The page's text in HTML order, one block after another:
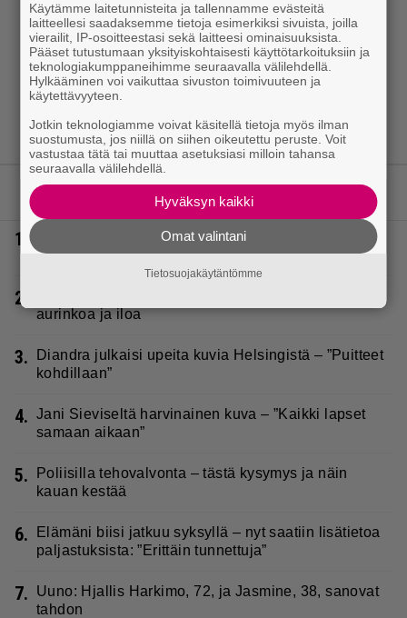
1.
Vappu Pimiä sai huonoa palvelua ravintolassa –
pettyi siellä kahteen asiaan
2.
aurinkoa ja iloa
3.
Diandra julkaisi upeita kuvia Helsingistä – ”Puitteet
kohdillaan”
4. Jani Sieviseltä harvinainen kuva – ”Kaikki lapset
samaan aikaan”
5.
Poliisilla tehovalvonta – tästä kysymys ja näin
kauan kestää
6.
Elämäni biisi jatkuu syksyllä – nyt saatiin lisätietoa
paljastuksista: ”Erittäin tunnettuja”
7.
Uuno: Hjallis Harkimo, 72, ja Jasmine, 38, sanovat
tahdon
Käytämme laitetunnisteita ja tallennamme evästeitä
laitteellesi saadaksemme tietoja esimerkiksi sivuista, joilla
vierailit, IP-osoitteestasi sekä laitteesi ominaisuuksista.
Pääset tutustumaan yksityiskohtaisesti käyttötarkoituksiin ja
teknologiakumppaneihimme seuraavalla välilehdellä.
Hylkääminen voi vaikuttaa sivuston toimivuuteen ja
käytettävyyteen.
Jotkin teknologiamme voivat käsitellä tietoja myös ilman
suostumusta, jos niillä on siihen oikeutettu peruste. Voit
vastustaa tätä tai muuttaa asetuksiasi milloin tahansa
seuraavalla välilehdellä.
Hyväksyn kaikki
Omat valintani
Tietosuojakäytäntömme